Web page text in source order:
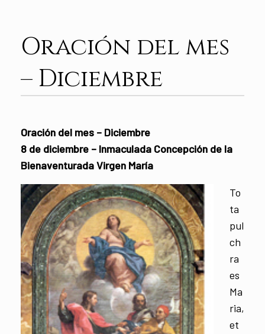
Oración del mes
– Diciembre
Oración del mes – Diciembre
8 de diciembre – Inmaculada Concepción de la
Bienaventurada Virgen María
To
ta
pul
ch
ra
es
Ma
ria,
et